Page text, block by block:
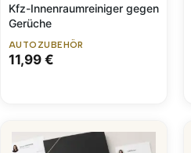
Kfz-Innenraumreiniger gegen
Gerüche
AUTOZUBEHÖR
11,99 €